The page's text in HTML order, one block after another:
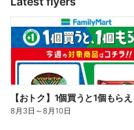
8月3日 ～8月10日